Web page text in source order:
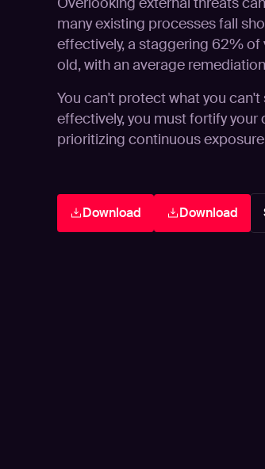
many existing processes fall
effectively, a staggering 62%
old, with an average
You can't protect what you
effectively, you must fortify
prioritizing continuous
Download Download